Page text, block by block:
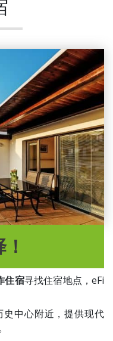
住宿寻找住宿地点，eFi
中心附近，提供现代